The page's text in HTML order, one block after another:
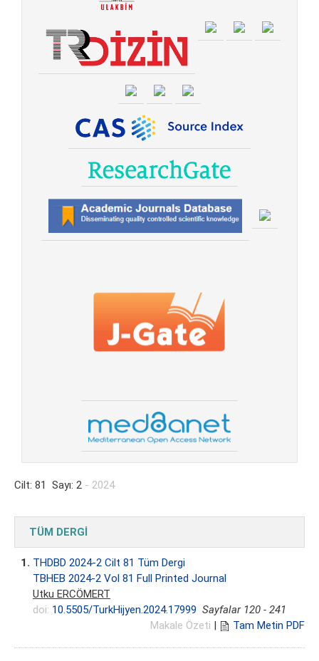
Cilt: 81 Sayı: 2 - 2024
TÜM DERGİ
1. THDBD 2024-2 Cilt 81 Tüm Dergi
TBHEB 2024-2 Vol 81 Full Printed Journal
Utku ERCÖMERT
doi: 10.5505/TurkHijyen.2024.17999 Sayfalar 120 - 241
Makale Özeti | Tam Metin PDF